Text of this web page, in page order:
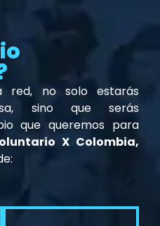
no solo estarás
sino que serás
que queremos para
X Colombia,